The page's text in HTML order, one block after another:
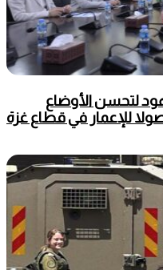
لتحسن الأوضاع
للإعمار في قطاع غزة